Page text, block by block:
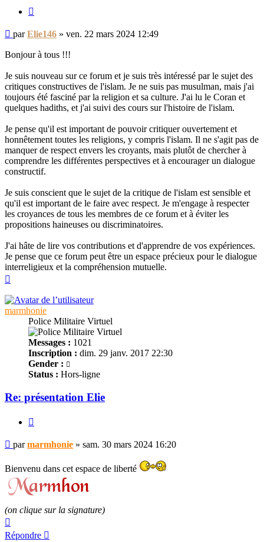
Message
non
lu
parElie146 » ven. 22 mars 2024 12:49
Bonjour à tous !!!
Je suis nouveau sur ce forum et je suis très intéressé par le sujet des
critiques constructives de l'islam. Je ne suis pas musulman, mais j'ai
toujours été fasciné par la religion et sa culture. J'ai lu le Coran et
quelques hadiths, et j'ai suivi des cours sur l'histoire de l'islam.
Je pense qu'il est important de pouvoir critiquer ouvertement et
honnêtement toutes les religions, y compris l'islam. Il ne s'agit pas de
manquer de respect envers les croyants, mais plutôt de chercher à
comprendre les différentes perspectives et à encourager un dialogue
constructif.
Je suis conscient que le sujet de la critique de l'islam est sensible et
qu'il est important de le faire avec respect. Je m'engage à respecter
les croyances de tous les membres de ce forum et à éviter les
propositions haineuses ou discriminatoires.
J'ai hâte de lire vos contributions et d'apprendre de vos expériences.
Je pense que ce forum peut être un espace précieux pour le dialogue
interreligieux et la compréhension mutuelle.
marmhonie
Police Militaire Virtuel
Messages : 1021
Inscription : dim. 29 janv. 2017 22:30
Gender :
Status : Hors-ligne
Re: présentation Elie
Message
non
lu
parmarmhonie » sam. 30 mars 2024 16:20
Bienvenu dans cet espace de liberté
(on clique sur la signature)
Répondre